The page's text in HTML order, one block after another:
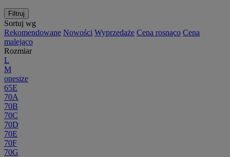
Filtruj
Sortuj wg
Rekomendowane Nowości Wyprzedaże Cena rosnąco Cena
malejąco
Rozmiar
L
M
onesize
65E
70A
70B
70C
70D
70E
70F
70G